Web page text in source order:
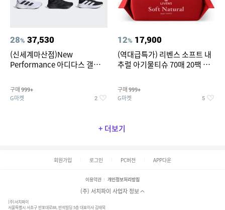
28% 37,530
(신세계마산점)New
Performance 아디다스 갤럭시
구매 999+
G마켓 2
12% 17,900
(역대급특가) 리벤스 소프트 내
추럴 아기물티슈 70매 20팩 캡
구매 999+
G마켓 5
+ 더보기
회원가입 로그인 PC버전 APP다운
이용약관 개인정보처리방침
(주) 서치파이 사업자 정보
(주)서치파이
서울특별시 서초구 반포대로88, 반석빌딩 5층 대표이사 김태묵